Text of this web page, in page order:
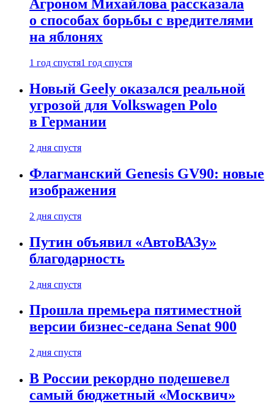
Агроном Михайлова рассказала
о способах борьбы с вредителями
на яблонях
1 год спустя1 год спустя
Новый Geely оказался реальной
угрозой для Volkswagen Polo
в Германии
2 дня спустя
Флагманский Genesis GV90: новые
изображения
2 дня спустя
Путин объявил «АвтоВАЗу»
благодарность
2 дня спустя
Прошла премьера пятиместной
версии бизнес-седана Senat 900
2 дня спустя
В России рекордно подешевел
самый бюджетный «Москвич»